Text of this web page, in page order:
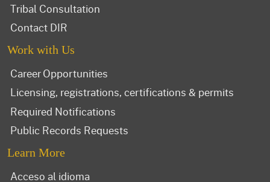
Tribal Consultation
Contact DIR
Work with Us
Career Opportunities
Licensing, registrations, certifications & permits
Required Notifications
Public Records Requests
Learn More
Acceso al idioma